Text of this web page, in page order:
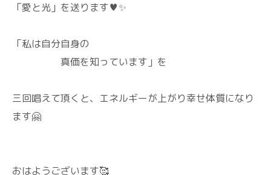
「愛と光」を送ります♥️✨
「私は自分自身の
真価を知っています」を
三回唱えて頂くと、エネルギーが上がり幸せ体質になり
ます🤗
おはようございます🥰